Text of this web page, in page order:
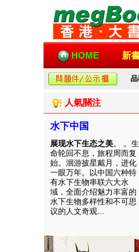
HOME 新
人氣關注
水下中国
展现水下生态之美。 。生
命轮回不息，旅程周而复
始。洄游披星戴月，进化
一眼万年。以中国六种特
有水下生物串联六大水
域，全面介绍魅力丰富的
水下生物多样性和不可思
议的人文奇观...